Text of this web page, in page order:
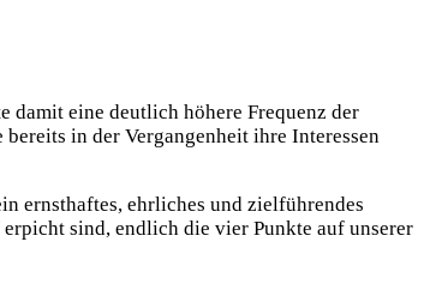
damit eine deutlich höhere Frequenz der
in der Vergangenheit ihre Interessen
ernsthaftes, ehrliches und zielführendes
sind, endlich die vier Punkte auf unserer